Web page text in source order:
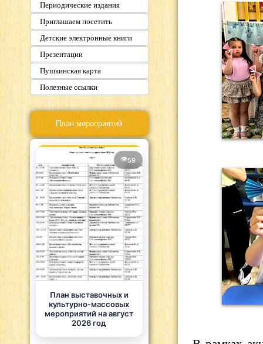
Периодические издания
Приглашаем посетить
Детские электронные книги
Презентации
Пушкинская карта
Полезные ссылки
План мероприятий
59
План выставочных и
культурно-массовых
мероприятий на август
2026 год